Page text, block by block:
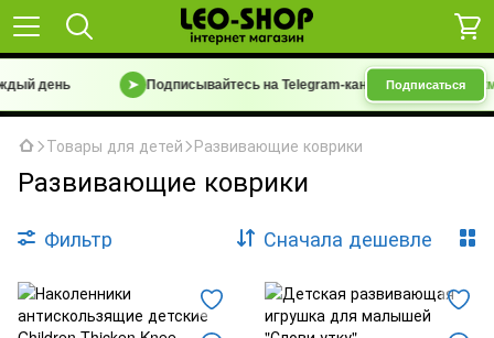
день ➤ Подписывайтесь на Telegram-канал «Барахолка 7 км |
Подписаться
Товары для детей Развивающие коврики
Развивающие коврики
Фильтр Сначала дешевле